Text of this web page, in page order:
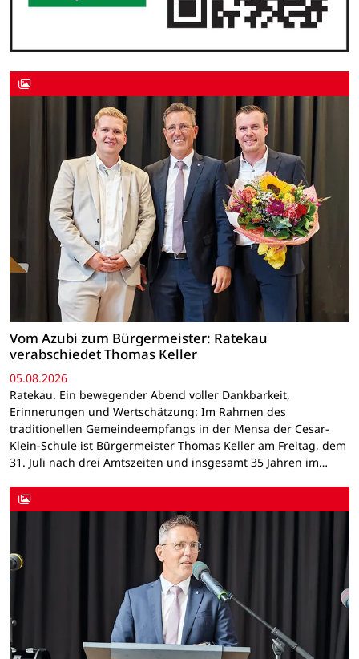
Vom Azubi zum Bürgermeister: Ratekau
verabschiedet Thomas Keller
05.08.2026
Ratekau. Ein bewegender Abend voller Dankbarkeit,
Erinnerungen und Wertschätzung: Im Rahmen des
traditionellen Gemeindeempfangs in der Mensa der Cesar-
Klein-Schule ist Bürgermeister Thomas Keller am Freitag, dem
31. Juli nach drei Amtszeiten und insgesamt 35 Jahren im…